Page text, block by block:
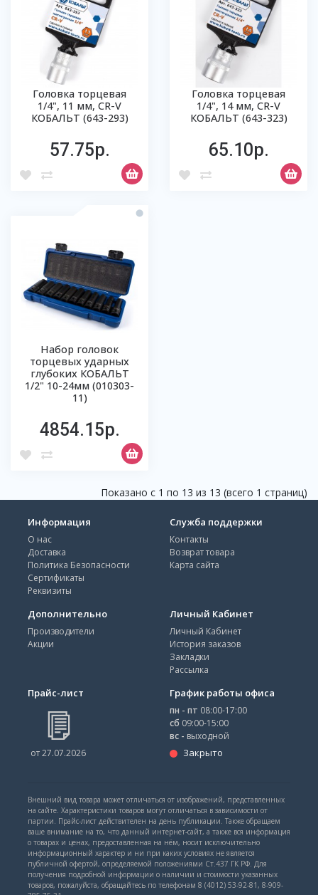
Головка торцевая
1/4", 11 мм, CR-V
КОБАЛЬТ (643-293)
57.75р.
Головка торцевая
1/4", 14 мм, CR-V
КОБАЛЬТ (643-323)
65.10р.
Набор головок
торцевых ударных
глубоких КОБАЛЬТ
1/2" 10-24мм (010303-
11)
4854.15р.
Показано с 1 по 13 из 13 (всего 1 страниц)
Информация
О нас
Доставка
Политика Безопасности
Сертификаты
Реквизиты
Служба поддержки
Контакты
Возврат товара
Карта сайта
Дополнительно
Производители
Акции
Личный Кабинет
Личный Кабинет
История заказов
Закладки
Рассылка
Прайс-лист
от 27.07.2026
График работы офиса
пн - пт 08:00-17:00
сб 09:00-15:00
вс - выходной
Закрыто
Внешний вид товара может отличаться от изображений, представленных
на сайте. Характеристики товаров могут отличаться в зависимости от
партии. Прайс-лист действителен на день публикации. Также обращаем
ваше внимание на то, что данный интернет-сайт, а также вся информация
о товарах и ценах, предоставленная на нём, носит исключительно
информационный характер и ни при каких условиях не является
публичной офертой, определяемой положениями Ст.437 ГК РФ. Для
получения подробной информации о наличии и стоимости указанных
товаров, пожалуйста, обращайтесь по телефонам 8 (4012) 53-92-81, 8-909-